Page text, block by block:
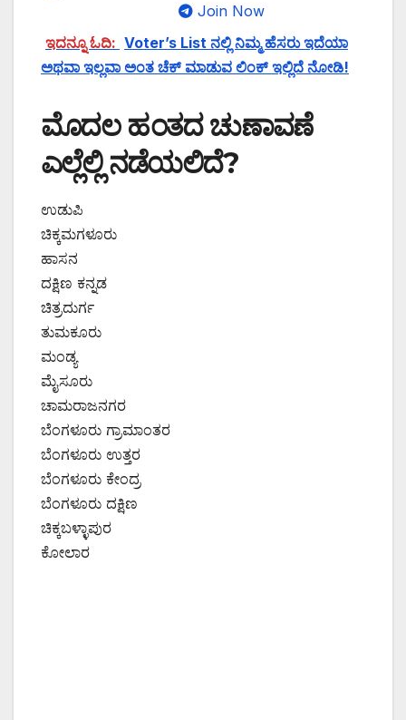
Join Now
ಇದನ್ನೂ ಓದಿ: Voter’s List ನಲ್ಲಿ ನಿಮ್ಮ ಹೆಸರು ಇದೆಯಾ
ಅಥವಾ ಇಲ್ಲವಾ ಅಂತ ಚೆಕ್ ಮಾಡುವ ಲಿಂಕ್ ಇಲ್ಲಿದೆ ನೋಡಿ!
ಮೊದಲ ಹಂತದ ಚುಣಾವಣೆ
ಎಲ್ಲೆಲ್ಲಿ ನಡೆಯಲಿದೆ?
ಉಡುಪಿ
ಚಿಕ್ಕಮಗಳೂರು
ಹಾಸನ
ದಕ್ಷಿಣ ಕನ್ನಡ
ಚಿತ್ರದುರ್ಗ
ತುಮಕೂರು
ಮಂಡ್ಯ
ಮೈಸೂರು
ಚಾಮರಾಜನಗರ
ಬೆಂಗಳೂರು ಗ್ರಾಮಾಂತರ
ಬೆಂಗಳೂರು ಉತ್ತರ
ಬೆಂಗಳೂರು ಕೇಂದ್ರ
ಬೆಂಗಳೂರು ದಕ್ಷಿಣ
ಚಿಕ್ಕಬಳ್ಳಾಪುರ
ಕೋಲಾರ